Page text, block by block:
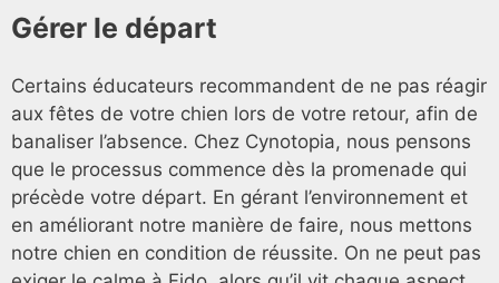
Gérer le départ
Certains éducateurs recommandent de ne pas réagir
aux fêtes de votre chien lors de votre retour, afin de
banaliser l’absence. Chez Cynotopia, nous pensons
que le processus commence dès la promenade qui
précède votre départ. En gérant l’environnement et
en améliorant notre manière de faire, nous mettons
notre chien en condition de réussite. On ne peut pas